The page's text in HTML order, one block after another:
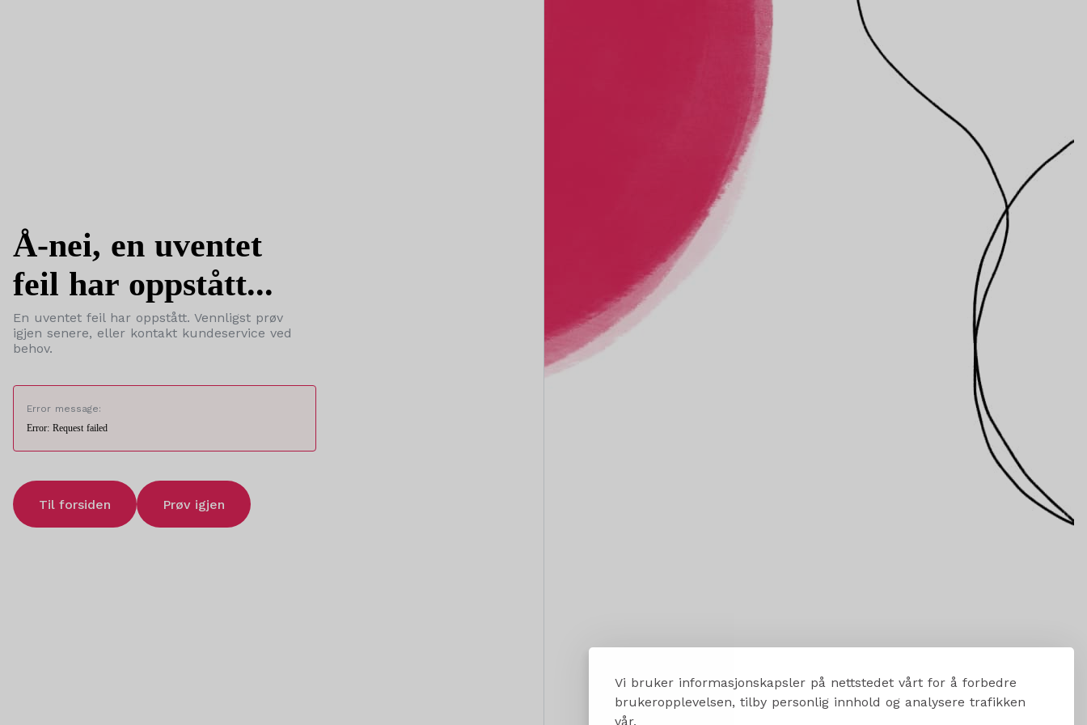
Vi bruker informasjonskapsler på nettstedet vårt for å forbedre
brukeropplevelsen, tilby personlig innhold og analysere trafikken
vår.
Å-nei, en uventet
feil har oppstått...
En uventet feil har oppstått. Vennligst prøv
igjen senere, eller kontakt kundeservice ved
behov.
Error message:
Error: Request failed
Til forsiden Prøv igjen